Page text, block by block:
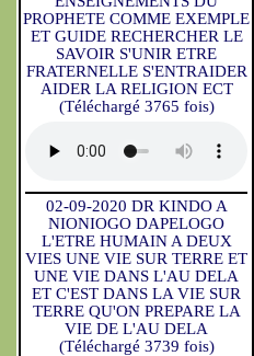
PROPHETE COMME EXEMPLE
ET GUIDE RECHERCHER LE
SAVOIR S'UNIR ETRE
FRATERNELLE S'ENTRAIDER
AIDER LA RELIGION ECT
(Téléchargé 3765 fois)
02-09-2020 DR KINDO A
NIONIOGO DAPELOGO
L'ETRE HUMAIN A DEUX
VIES UNE VIE SUR TERRE ET
UNE VIE DANS L'AU DELA
ET C'EST DANS LA VIE SUR
TERRE QU'ON PREPARE LA
VIE DE L'AU DELA
(Téléchargé 3739 fois)